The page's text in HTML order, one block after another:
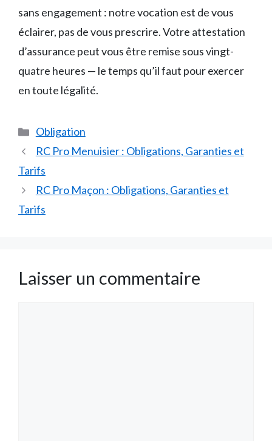
sans engagement : notre vocation est de vous
éclairer, pas de vous prescrire. Votre attestation
d’assurance peut vous être remise sous vingt-
quatre heures — le temps qu’il faut pour exercer
en toute légalité.
Catégories
Obligation
RC Pro Menuisier : Obligations, Garanties et
Tarifs
RC Pro Maçon : Obligations, Garanties et
Tarifs
Laisser un commentaire